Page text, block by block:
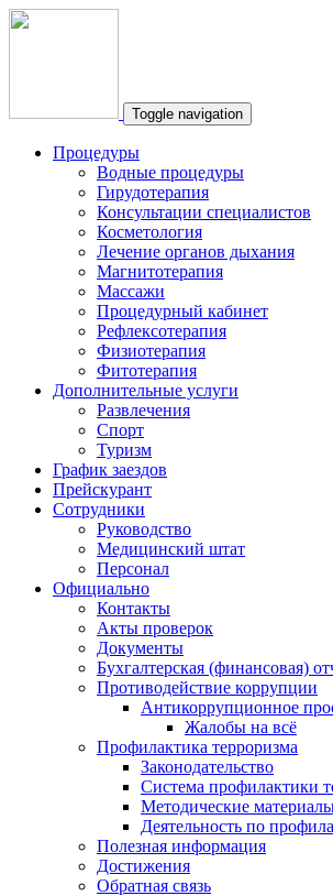
Toggle navigation
Процедуры
Водные процедуры
Гирудотерапия
Консультации специалистов
Косметология
Лечение органов дыхания
Магнитотерапия
Массажи
Процедурный кабинет
Рефлексотерапия
Физиотерапия
Фитотерапия
Дополнительные услуги
Развлечения
Спорт
Туризм
График заездов
Прейскурант
Сотрудники
Руководство
Медицинский штат
Персонал
Официально
Контакты
Акты проверок
Документы
Бухгалтерская (финансовая)
Противодействие коррупции
Антикоррупционное
Жалобы на всё
Профилактика терроризма
Законодательство
Система профилактики
Методические
Деятельность по
Полезная информация
Достижения
Обратная связь